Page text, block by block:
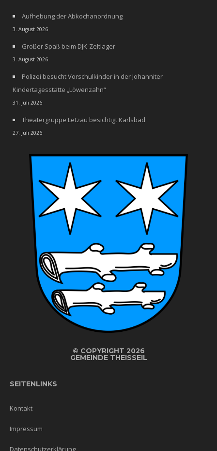
Aufhebung der Abkochanordnung
3. August 2026
Großer Spaß beim DJK-Zeltlager
3. August 2026
Polizei besucht Vorschulkinder in der Johanniter
Kindertagesstätte „Löwenzahn“
31. Juli 2026
Theatergruppe Letzau besichtigt Karlsbad
27. Juli 2026
© COPYRIGHT 2026
GEMEINDE THEISSEIL
SEITENLINKS
Kontakt
Impressum
Datenschutzerklärung